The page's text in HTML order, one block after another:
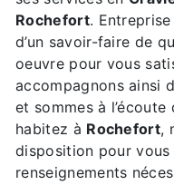
Rochefort. Entreprise
d’un savoir-faire de
oeuvre pour vous
accompagnons ainsi
et sommes à
habitez à Rochefort,
disposition pour
renseignements